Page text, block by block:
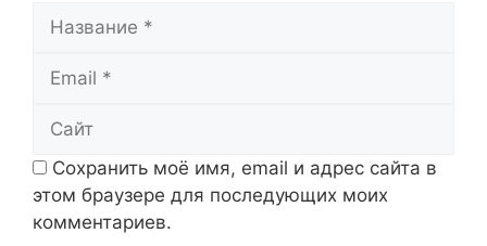
Название
Email
Сайт
Сохранить моё имя, email и адрес сайта в
этом браузере для последующих моих
комментариев.